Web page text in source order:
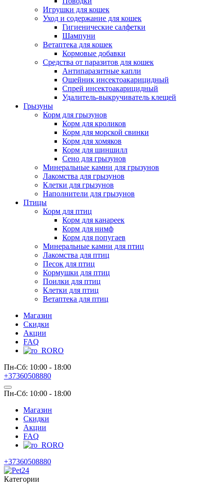
Игрушки для кошек
Уход и содержание для кошек
Гигиенические салфетки
Шампуни
Ветаптека для кошек
Кормовые добавки
Средства от паразитов для кошек
Антипаразитные капли
Ошейник инсектоакарицидный
Спрей инсектоакарицидный
Удалитель-выкручиватель клещей
Грызуны
Корм для грызунов
Корм для кроликов
Корм для морской свинки
Корм для хомяков
Корм для шиншилл
Сено для грызунов
Минеральные камни для грызунов
Лакомства для грызунов
Клетки для грызунов
Наполнители для грызунов
Птицы
Корм для птиц
Корм для канареек
Корм для нимф
Корм для попугаев
Минеральные камни для птиц
Лакомства для птиц
Песок для птиц
Кормушки для птиц
Поилки для птиц
Клетки для птиц
Ветаптека для птиц
Магазин
Скидки
Акции
FAQ
RO
Пн-Сб: 10:00 - 18:00
+37360508880
Пн-Сб: 10:00 - 18:00
Магазин
Скидки
Акции
FAQ
RO
+37360508880
Категории